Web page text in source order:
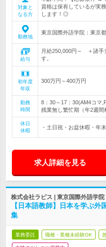
対象と
なる方
資格は保有しているが実
します！◎
勤務地
東京国際外語学院：東京
給与
月給250,000円～ ＋諸手
す。
初年度
年収
300万円～400万円
勤務
時間
8：30～17：30(AM4コマ
残業無し繁忙期（年2週間
休日
休暇
・土日祝・お盆休暇・年
求人詳細を見る
株式会社ラピス | 東京国際外語学院
【日本語教師】日本を学ぶ
集
業務委託 職種・業種未経験OK